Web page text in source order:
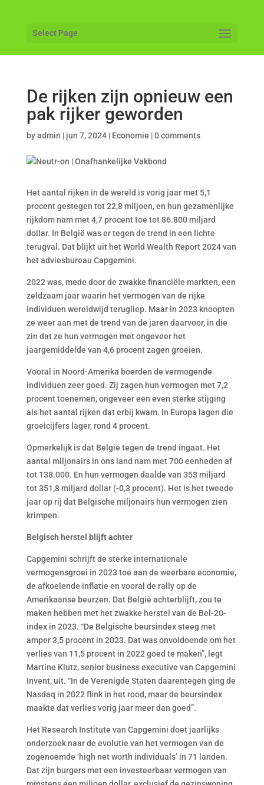
Select Page
De rijken zijn opnieuw een
pak rijker geworden
byadmin | jun 7, 2024| Economie |0 comments
Het aantal rijken in de wereld is vorig jaar met 5,1
procent gestegen tot 22,8 miljoen, en hun gezamenlijke
rijkdom nam met 4,7 procent toe tot 86.800 miljard
dollar. In België was er tegen de trend in een lichte
terugval. Dat blijkt uit het World Wealth Report 2024 van
het adviesbureau Capgemini.
2022 was, mede door de zwakke financiële markten, een
zeldzaam jaar waarin het vermogen van de rijke
individuen wereldwijd terugliep. Maar in 2023 knoopten
ze weer aan met de trend van de jaren daarvoor, in die
zin dat ze hun vermogen met ongeveer het
jaargemiddelde van 4,6 procent zagen groeien.
Vooral in Noord-Amerika boerden de vermogende
individuen zeer goed. Zij zagen hun vermogen met 7,2
procent toenemen, ongeveer een even sterke stijging
als het aantal rijken dat erbij kwam. In Europa lagen die
groeicijfers lager, rond 4 procent.
Opmerkelijk is dat België tegen de trend ingaat. Het
aantal miljonairs in ons land nam met 700 eenheden af
tot 138.000. En hun vermogen daalde van 353 miljard
tot 351,8 miljard dollar (-0,3 procent). Het is het tweede
jaar op rij dat Belgische miljonairs hun vermogen zien
krimpen.
Belgisch herstel blijft achter
Capgemini schrijft de sterke internationale
vermogensgroei in 2023 toe aan de weerbare economie,
de afkoelende inflatie en vooral de rally op de
Amerikaanse beurzen. Dat België achterblijft, zou te
maken hebben met het zwakke herstel van de Bel-20-
index in 2023. “De Belgische beursindex steeg met
amper 3,5 procent in 2023. Dat was onvoldoende om het
verlies van 11,5 procent in 2022 goed te maken”, legt
Martine Klutz, senior business executive van Capgemini
Invent, uit. “In de Verenigde Staten daarentegen ging de
Nasdaq in 2022 flink in het rood, maar de beursindex
maakte dat verlies vorig jaar meer dan goed”.
Het Research Institute van Capgemini doet jaarlijks
onderzoek naar de evolutie van het vermogen van de
zogenoemde ‘high net worth individuals’ in 71 landen.
Dat zijn burgers met een investeerbaar vermogen van